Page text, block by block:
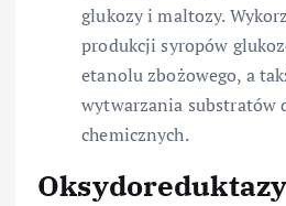
glukozy i maltozy.
produkcji syropów
etanolu zbożowego, a
wytwarzania substratów
chemicznych.
Oksydoreduktazy